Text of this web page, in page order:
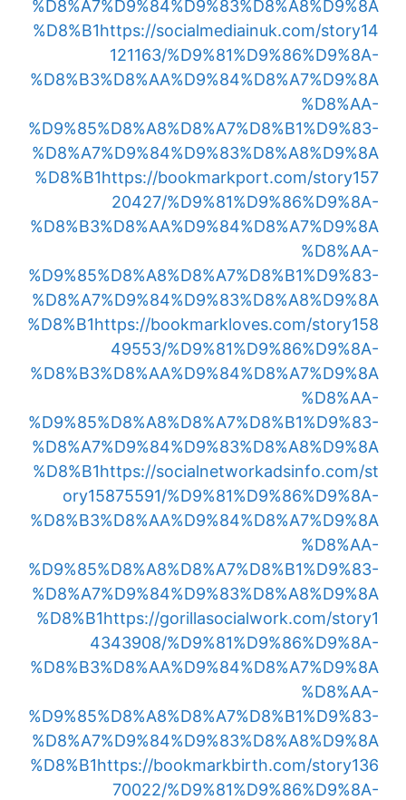
%D8%A7%D9%84%D9%83%D8%A8%D9%8A
%D8%B1https://socialmediainuk.com/story14
121163/%D9%81%D9%86%D9%8A-
%D8%B3%D8%AA%D9%84%D8%A7%D9%8A
%D8%AA-
%D9%85%D8%A8%D8%A7%D8%B1%D9%83-
%D8%A7%D9%84%D9%83%D8%A8%D9%8A
%D8%B1https://bookmarkport.com/story157
20427/%D9%81%D9%86%D9%8A-
%D8%B3%D8%AA%D9%84%D8%A7%D9%8A
%D8%AA-
%D9%85%D8%A8%D8%A7%D8%B1%D9%83-
%D8%A7%D9%84%D9%83%D8%A8%D9%8A
%D8%B1https://bookmarkloves.com/story158
49553/%D9%81%D9%86%D9%8A-
%D8%B3%D8%AA%D9%84%D8%A7%D9%8A
%D8%AA-
%D9%85%D8%A8%D8%A7%D8%B1%D9%83-
%D8%A7%D9%84%D9%83%D8%A8%D9%8A
%D8%B1https://socialnetworkadsinfo.com/st
ory15875591/%D9%81%D9%86%D9%8A-
%D8%B3%D8%AA%D9%84%D8%A7%D9%8A
%D8%AA-
%D9%85%D8%A8%D8%A7%D8%B1%D9%83-
%D8%A7%D9%84%D9%83%D8%A8%D9%8A
%D8%B1https://gorillasocialwork.com/story1
4343908/%D9%81%D9%86%D9%8A-
%D8%B3%D8%AA%D9%84%D8%A7%D9%8A
%D8%AA-
%D9%85%D8%A8%D8%A7%D8%B1%D9%83-
%D8%A7%D9%84%D9%83%D8%A8%D9%8A
%D8%B1https://bookmarkbirth.com/story136
70022/%D9%81%D9%86%D9%8A-